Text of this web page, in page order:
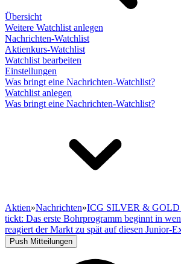
Übersicht
Weitere Watchlist anlegen
Nachrichten-Watchlist
Aktienkurs-Watchlist
Watchlist bearbeiten
Einstellungen
Was bringt eine Nachrichten-Watchlist?
Watchlist anlegen
Was bringt eine Nachrichten-Watchlist?
Aktien»Nachrichten»ICG SILVER &
tickt: Das erste Bohrprogramm beginnt in
reagiert der Markt zu spät auf diesen Junior-
Push Mitteilungen